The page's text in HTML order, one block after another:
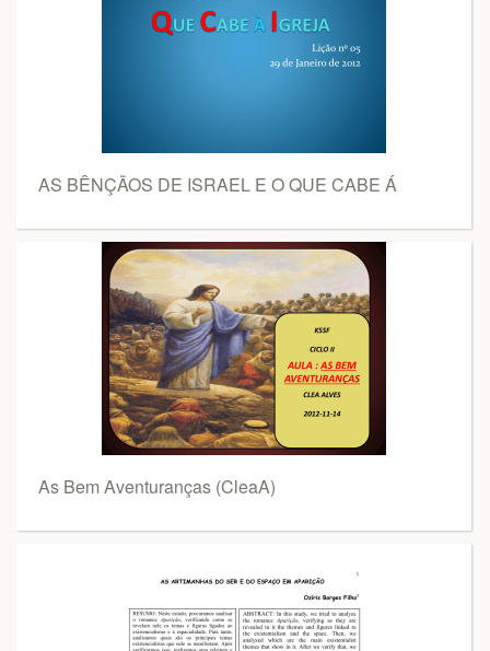
AS BÊNÇÃOS DE ISRAEL E O QUE CABE Á
As Bem Aventuranças (CleaA)